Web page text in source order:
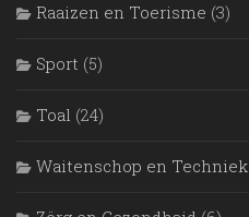
Raaizen en Toerisme (3)
Sport (5)
Toal (24)
Waitenschop en Techniek